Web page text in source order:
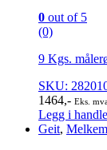
0 out of 5
(0)
9 Kgs.
SKU:
1464,- Eks.
Legg i
Geit,